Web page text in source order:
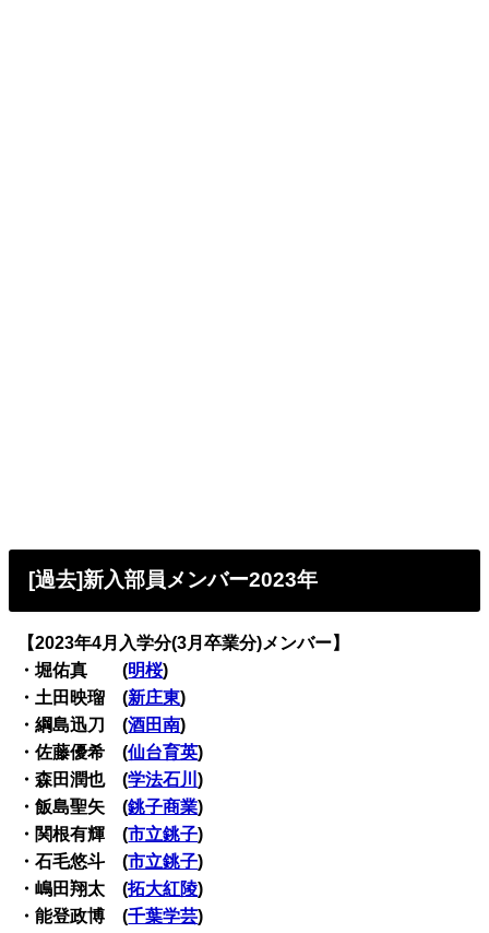
[過去]新入部員メンバー2023年
【2023年4月入学分(3月卒業分)メンバー】
・堀佑真 (明桜)
・土田映瑠 (新庄東)
・綱島迅刀 (酒田南)
・佐藤優希 (仙台育英)
・森田潤也 (学法石川)
・飯島聖矢 (銚子商業)
・関根有輝 (市立銚子)
・石毛悠斗 (市立銚子)
・嶋田翔太 (拓大紅陵)
・能登政博 (千葉学芸)